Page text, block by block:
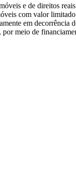
e de direitos
com valor
em
meio de